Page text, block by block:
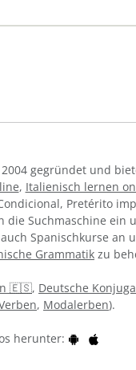
gegründet und
, Italienisch lernen
Pretérito
die Suchmaschine ein
Spanischkurse
Grammatik zu
🇪🇸, Deutsche
, Modalerben).
herunter: